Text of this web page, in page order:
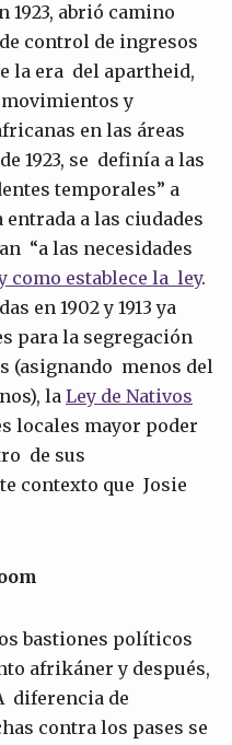
1923, abrió camino
control de ingresos
la era del apartheid,
y
en las áreas
1923, se definía a las
temporales” a
a las ciudades
“a las necesidades
como establece la ley.
en 1902 y 1913 ya
para la segregación
(asignando menos del
la Ley de Nativos
locales mayor poder
de sus
contexto que Josie
bastiones políticos
afrikáner y después,
diferencia de
contra los pases se